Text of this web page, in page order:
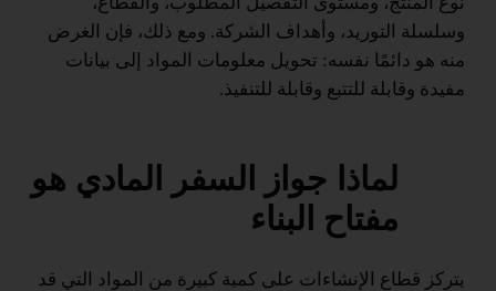
وسلسلة التوريد، وأهداف الشركة. ومع ذلك، فإن الغرض
منه هو دائمًا نفسه: تحويل معلومات المواد إلى بيانات
مفيدة وقابلة للتتبع وقابلة للتنفيذ.
لماذا جواز السفر المادي هو
مفتاح البناء
يتركز قطاع الإنشاءات على كمية كبيرة من المواد التي قد